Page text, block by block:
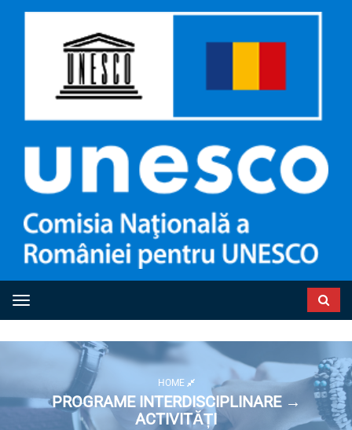
Toggle navigation
HOME
PROGRAME INTERDISCIPLINARE →
ACTIVITĂȚI